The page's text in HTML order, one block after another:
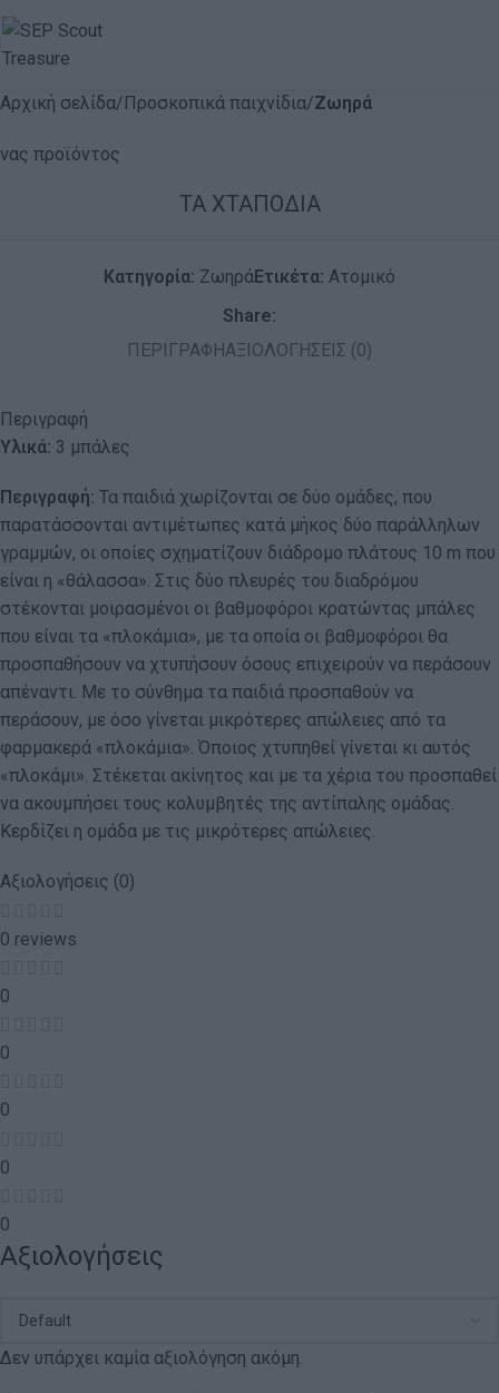
Αρχική σελίδα Προσκοπικά παιχνίδια Ζωηρά
ΤΑ ΧΤΑΠΟΔΙΑ
Κατηγορία: ΖωηράΕτικέτα: Ατομικό
Share:
ΠΕΡΙΓΡΑΦΉΑΞΙΟΛΟΓΉΣΕΙΣ (0)
Περιγραφή
Υλικά: 3 μπάλες
Περιγραφή: Τα παιδιά χωρίζονται σε δύο ομάδες, που
παρατάσσονται αντιμέτωπες κατά μήκος δύο παράλληλων
γραμμών, οι οποίες σχηματίζουν διάδρομο πλάτους 10 m που
είναι η «θάλασσα». Στις δύο πλευρές του διαδρόμου
στέκονται μοιρασμένοι οι βαθμοφόροι κρατώντας μπάλες
που είναι τα «πλοκάμια», με τα οποία οι βαθμοφόροι θα
προσπαθήσουν να χτυπήσουν όσους επιχειρούν να περάσουν
απέναντι. Με το σύνθημα τα παιδιά προσπαθούν να
περάσουν, με όσο γίνεται μικρότερες απώλειες από τα
φαρμακερά «πλοκάμια». Όποιος χτυπηθεί γίνεται κι αυτός
«πλοκάμι». Στέκεται ακίνητος και με τα χέρια του προσπαθεί
να ακουμπήσει τους κολυμβητές της αντίπαλης ομάδας.
Κερδίζει η ομάδα με τις μικρότερες απώλειες.
Αξιολογήσεις (0)
0 reviews
0
0
0
0
0
Αξιολογήσεις
Δεν υπάρχει καμία αξιολόγηση ακόμη.